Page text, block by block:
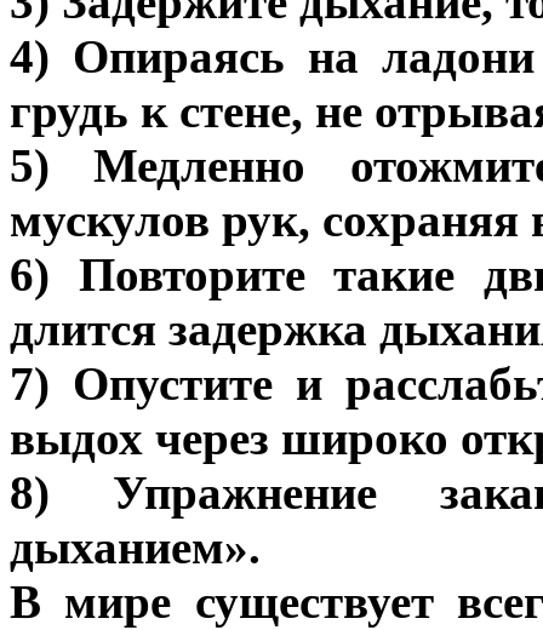
4) Опираясь на
грудь к стене, не
5) Медленно
мускулов рук,
6) Повторите такие
длится задержка
7) Опустите и
выдох через широко
8) Упражнение
дыханием».
В мире существует